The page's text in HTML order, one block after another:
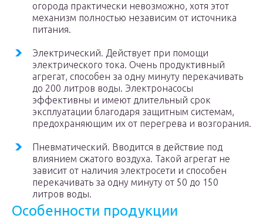
огорода практически невозможно, хотя этот
механизм полностью независим от источника
питания.
Электрический. Действует при помощи
электрического тока. Очень продуктивный
агрегат, способен за одну минуту перекачивать
до 200 литров воды. Электронасосы
эффективны и имеют длительный срок
эксплуатации благодаря защитным системам,
предохраняющим их от перегрева и возгорания.
Пневматический. Вводится в действие под
влиянием сжатого воздуха. Такой агрегат не
зависит от наличия электросети и способен
перекачивать за одну минуту от 50 до 150
литров воды.
Особенности продукции